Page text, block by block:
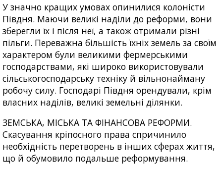
У значно кращих умовах опинилися колоністи
Півдня. Маючи великі наділи до реформи, вони
зберегли їх і після неї, а також отримали різні
пільги. Переважна більшість їхніх земель за своїм
характером були великими фермерськими
господарствами, які широко використовували
сільськогосподарську техніку й вільнонайману
робочу силу. Господарі Півдня орендували, крім
власних наділів, великі земельні ділянки.
ЗЕМСЬКА, МІСЬКА ТА ФІНАНСОВА РЕФОРМИ.
Скасування кріпосного права спричинило
необхідність перетворень в інших сферах життя,
що й обумовило подальше реформування.